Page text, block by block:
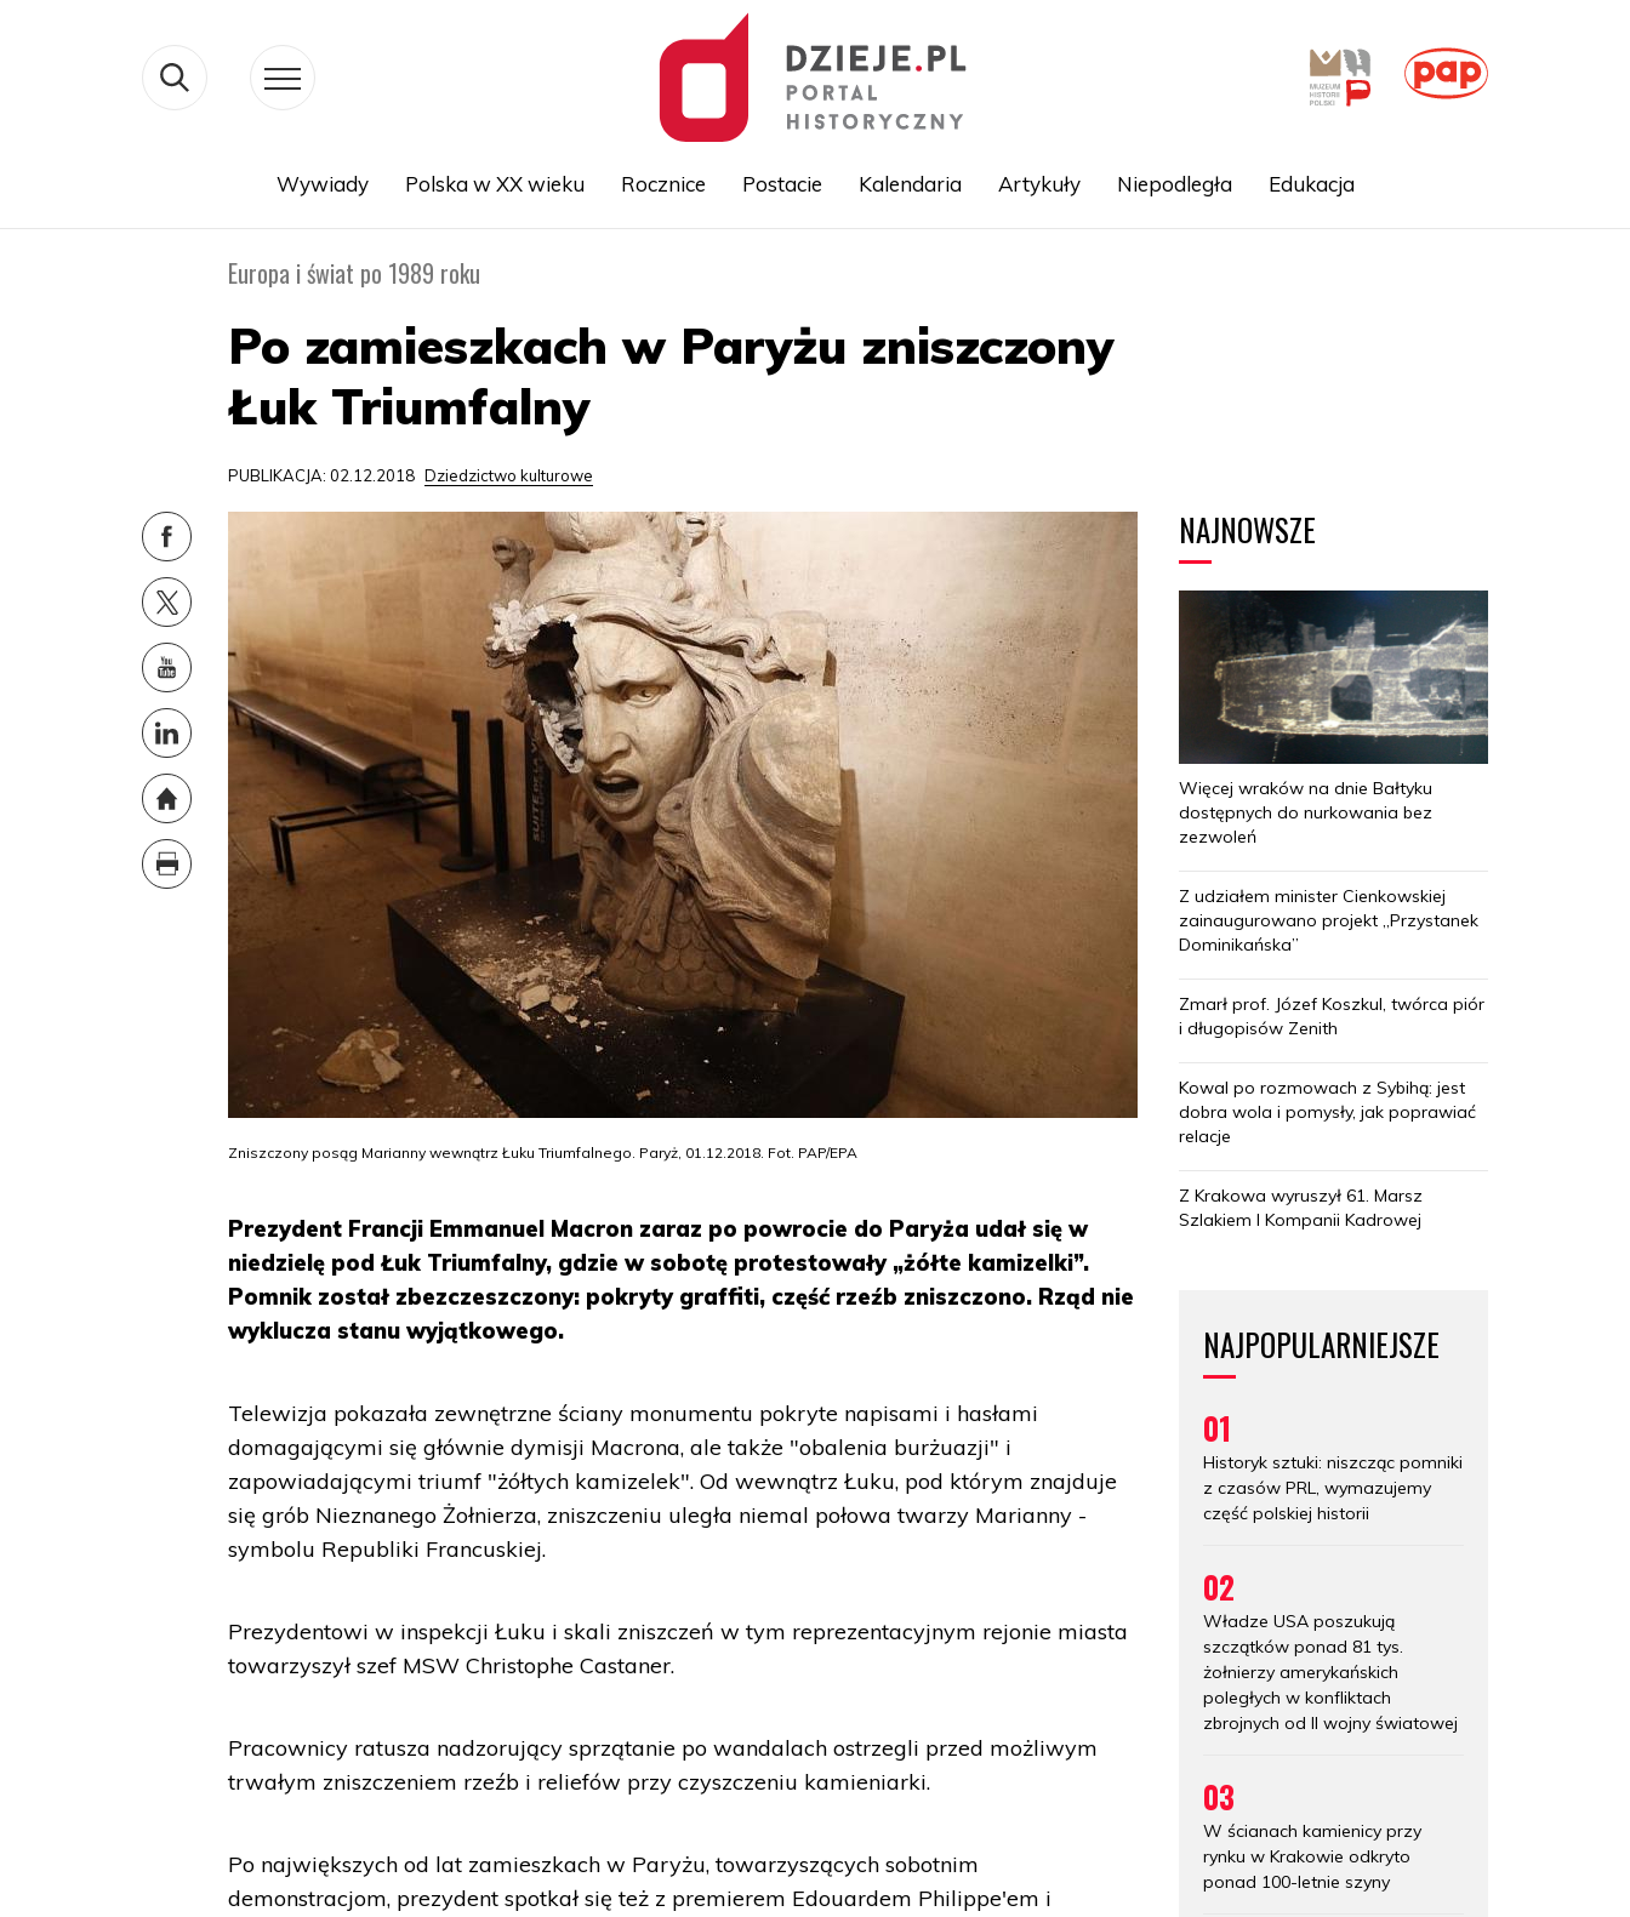
Wywiady Polska w XX wieku Rocznice Postacie Kalendaria Artykuły Niepodległa Edukacja
Europa i świat po 1989 roku
Po zamieszkach w Paryżu zniszczony
Łuk Triumfalny
PUBLIKACJA: 02.12.2018 Dziedzictwo kulturowe
Zniszczony posąg Marianny wewnątrz Łuku Triumfalnego. Paryż, 01.12.2018. Fot. PAP/EPA
Prezydent Francji Emmanuel Macron zaraz po powrocie do Paryża udał się w
niedzielę pod Łuk Triumfalny, gdzie w sobotę protestowały „żółte kamizelki”.
Pomnik został zbezczeszczony: pokryty graffiti, część rzeźb zniszczono. Rząd nie
wyklucza stanu wyjątkowego.
Telewizja pokazała zewnętrzne ściany monumentu pokryte napisami i hasłami
domagającymi się głównie dymisji Macrona, ale także "obalenia burżuazji" i
zapowiadającymi triumf "żółtych kamizelek". Od wewnątrz Łuku, pod którym znajduje
się grób Nieznanego Żołnierza, zniszczeniu uległa niemal połowa twarzy Marianny -
symbolu Republiki Francuskiej.
Prezydentowi w inspekcji Łuku i skali zniszczeń w tym reprezentacyjnym rejonie miasta
towarzyszył szef MSW Christophe Castaner.
Pracownicy ratusza nadzorujący sprzątanie po wandalach ostrzegli przed możliwym
trwałym zniszczeniem rzeźb i reliefów przy czyszczeniu kamieniarki.
Po największych od lat zamieszkach w Paryżu, towarzyszących sobotnim
demonstracjom, prezydent spotkał się też z premierem Edouardem Philippe'em i
NAJNOWSZE
Więcej wraków na dnie Bałtyku
dostępnych do nurkowania bez
zezwoleń
Z udziałem minister Cienkowskiej
zainaugurowano projekt „Przystanek
Dominikańska”
Zmarł prof. Józef Koszkul, twórca piór
i długopisów Zenith
Kowal po rozmowach z Sybihą: jest
dobra wola i pomysły, jak poprawiać
relacje
Z Krakowa wyruszył 61. Marsz
Szlakiem I Kompanii Kadrowej
NAJPOPULARNIEJSZE
01
Historyk sztuki: niszcząc pomniki
z czasów PRL, wymazujemy
część polskiej historii
02
Władze USA poszukują
szczątków ponad 81 tys.
żołnierzy amerykańskich
poległych w konfliktach
zbrojnych od II wojny światowej
03
W ścianach kamienicy przy
rynku w Krakowie odkryto
ponad 100-letnie szyny